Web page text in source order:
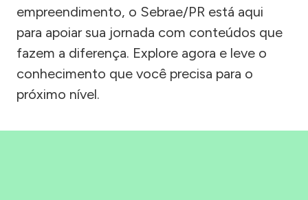
empreendimento, o Sebrae/PR está aqui
para apoiar sua jornada com conteúdos que
fazem a diferença. Explore agora e leve o
conhecimento que você precisa para o
próximo nível.